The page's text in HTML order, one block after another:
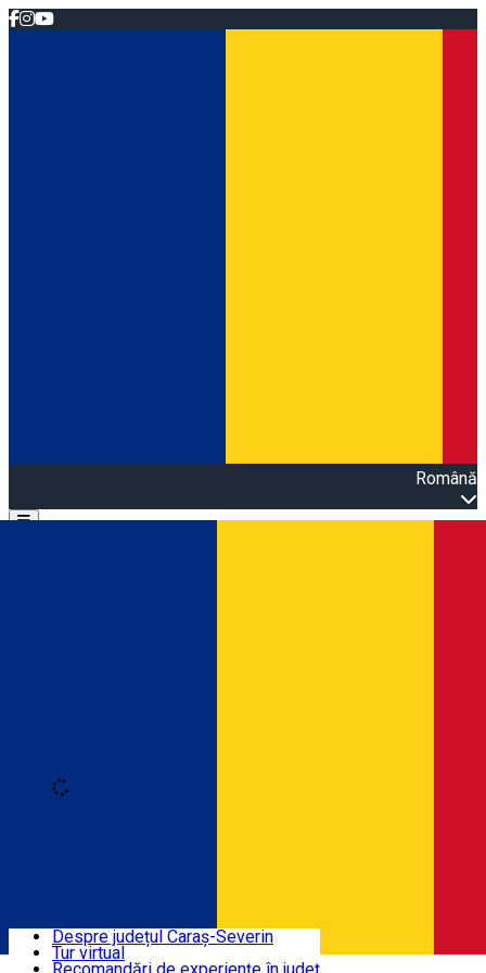
Română
Open main menu
Trasee turistice
Despre județul Caraș-Severin
Tur virtual